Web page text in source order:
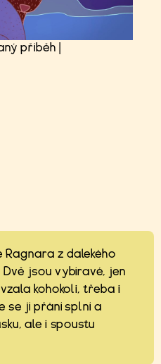
příběh |
z dalekého
Dvě jsou vybíravé, jen
kohokoli, třeba i
se jí přání splní a
ale i spoustu